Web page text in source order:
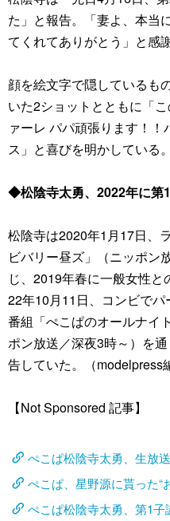
た」と報告。「妻よ、本当
てくれてありがとう」と感
顔を絵文字で隠しているも
いた2ショットとともに「
ァーレ パパ頑張ります！
ス」と喜びを明かしている。
◆松陰寺太勇、2022年に第
松陰寺は2020年1月17日、
ビバリー昼ズ」（ニッポン
じ、2019年春に一般女性
22年10月11日、コンビで
番組「ぺこぱのオールナイ
ポン放送／深夜3時～）を
告していた。（modelpress
【Not Sponsored 記事】
ぺこぱ松陰寺太勇、生放
ぺこぱ、星野源に貰った“
ぺこぱ松陰寺太勇、第1